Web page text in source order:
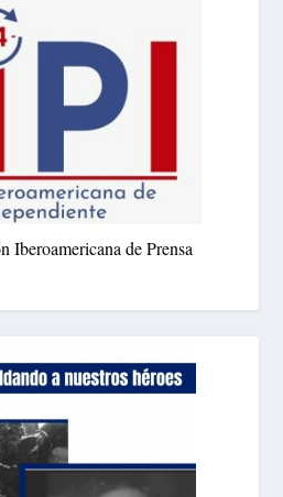
Iberoamericana de Prensa